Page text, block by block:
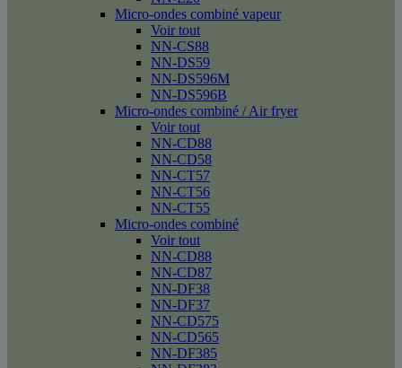
Micro-ondes combiné vapeur
Voir tout
NN-CS88
NN-DS59
NN-DS596M
NN-DS596B
Micro-ondes combiné / Air fryer
Voir tout
NN-CD88
NN-CD58
NN-CT57
NN-CT56
NN-CT55
Micro-ondes combiné
Voir tout
NN-CD88
NN-CD87
NN-DF38
NN-DF37
NN-CD575
NN-CD565
NN-DF385